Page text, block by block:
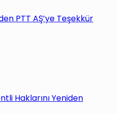
PTT AŞ’ye Teşekkür
Haklarını Yeniden